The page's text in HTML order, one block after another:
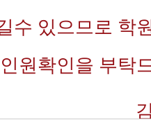
수 있으므로 학
인원확인을 부탁